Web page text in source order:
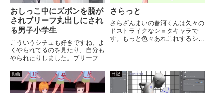
おしっこ中にズボンを脱が
されブリーフ丸出しにされ
る男子小学生
こういうシチュも好きですね。よ
くやられてるのを見たり、自分も
やられたりしました。ブリーフ丸
げられない屈辱感・・・下手に逃
げようとするとさらに悲惨なこと
に・・・
さらっと
さらざんまいの春河くんは久々の
ドストライクなショタキャラで
す。もっと色々あれこれするシー
動画 日記